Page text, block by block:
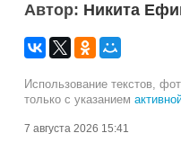
Автор: Никита
Использование текстов,
только с указанием
7 августа 2026 15:41